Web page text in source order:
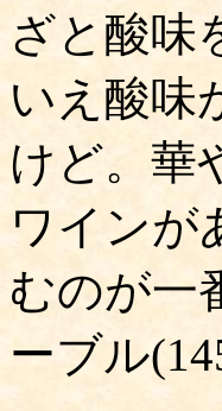
ざと酸味
いえ酸味
けど。華
ワインが
むのが一
ーブル